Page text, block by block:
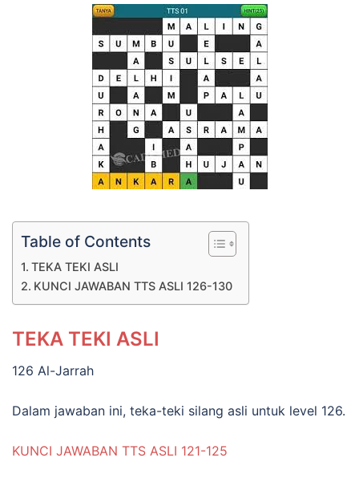
Table of Contents
TEKA TEKI ASLI
KUNCI JAWABAN TTS ASLI 126-130
TEKA TEKI ASLI
126 Al-Jarrah
Dalam jawaban ini, teka-teki silang asli untuk level 126.
KUNCI JAWABAN TTS ASLI 121-125